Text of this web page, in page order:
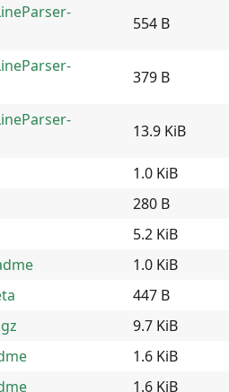
554 B
379 B
13.9 KiB
1.0 KiB
280 B
5.2 KiB
1.0 KiB
447 B
9.7 KiB
1.6 KiB
1.6 KiB